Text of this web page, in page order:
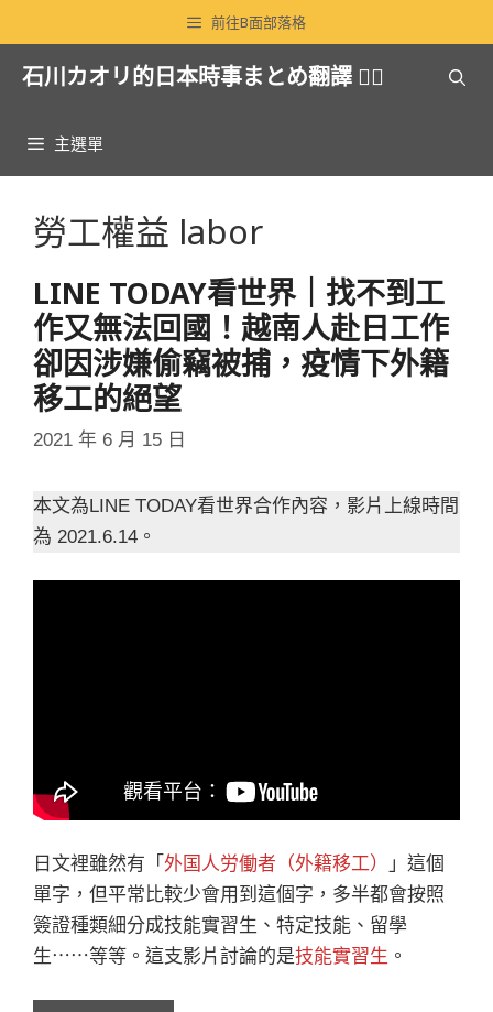
至
前往B面部落格
石川カオリ的日本時事まとめ翻譯 🏳️‍🌈
主選單
勞工權益 labor
LINE TODAY看世界｜找不到工
作又無法回國！越南人赴日工作
卻因涉嫌偷竊被捕，疫情下外籍
移工的絕望
2021 年 6 月 15 日
本文為LINE TODAY看世界合作內容，影片上線時間
為 2021.6.14。
日文裡雖然有「 外国人労働者（外籍移工）
」這個
單字，但平常比較少會用到這個字，多半都會按照
簽證種類細分成技能實習生、特定技能、留學
生⋯⋯等等。這支影片討論的是技能實習生 。